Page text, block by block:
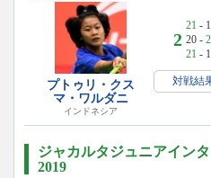
プトゥリ・クス
マ・ワルダニ
インドネシア
2
21 -
20 -
21 -
対戦結
ジャカルタジュニアイン
2019